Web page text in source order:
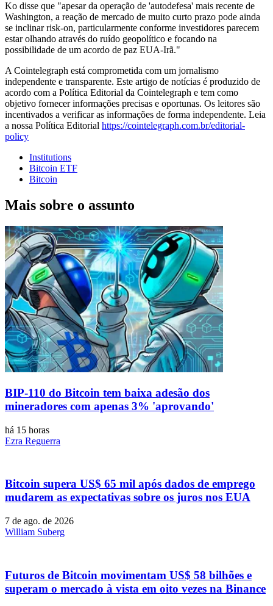
Ko disse que "apesar da operação de 'autodefesa' mais recente de
Washington, a reação de mercado de muito curto prazo pode ainda
se inclinar risk-on, particularmente conforme investidores parecem
estar olhando através do ruído geopolítico e focando na
possibilidade de um acordo de paz EUA-Irã."
A Cointelegraph está comprometida com um jornalismo
independente e transparente. Este artigo de notícias é produzido de
acordo com a Política Editorial da Cointelegraph e tem como
objetivo fornecer informações precisas e oportunas. Os leitores são
incentivados a verificar as informações de forma independente. Leia
a nossa Política Editorial https://cointelegraph.com.br/editorial-
policy
Institutions
Bitcoin ETF
Bitcoin
Mais sobre o assunto
BIP-110 do Bitcoin tem baixa adesão dos
mineradores com apenas 3% 'aprovando'
há 15 horas
Ezra Reguerra
Bitcoin supera US$ 65 mil após dados de emprego
mudarem as expectativas sobre os juros nos EUA
7 de ago. de 2026
William Suberg
Futuros de Bitcoin movimentam US$ 58 bilhões e
superam o mercado à vista em oito vezes na Binance